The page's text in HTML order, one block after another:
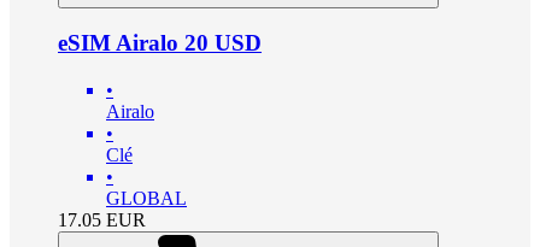
eSIM Airalo 20 USD
•
Airalo
•
Clé
•
GLOBAL
17.05 EUR